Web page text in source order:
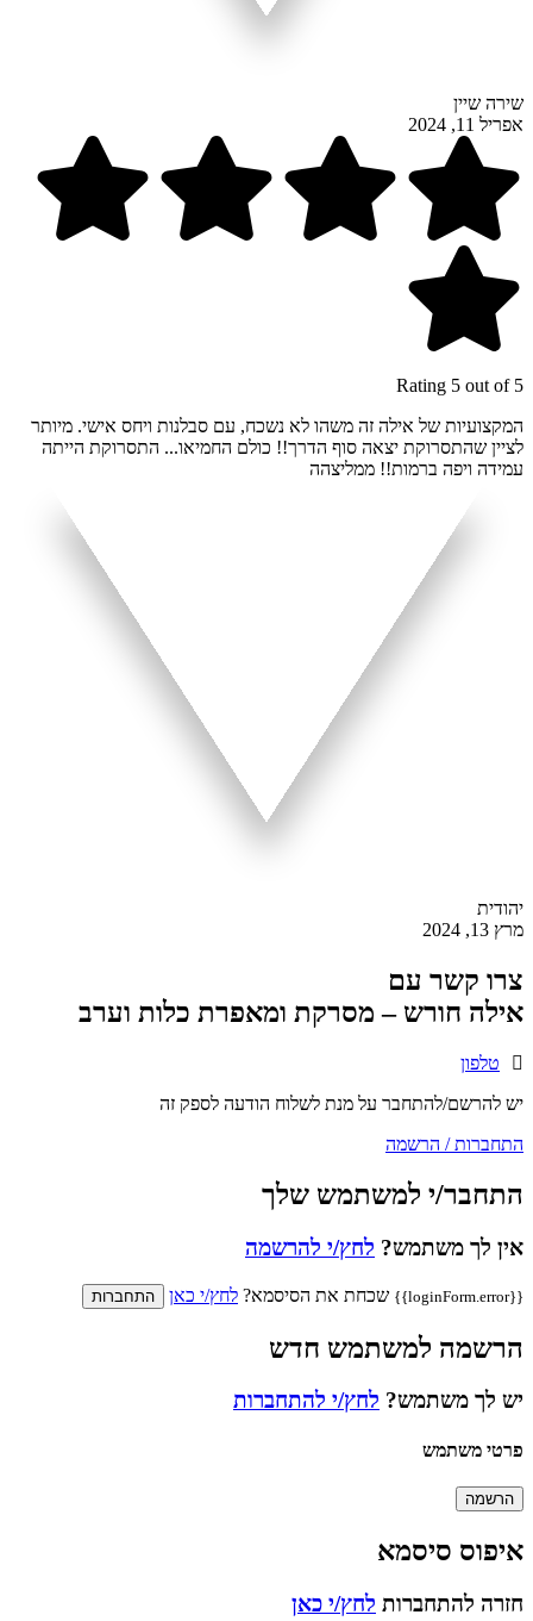
שירה שיין
אפריל 11, 2024
Rating 5 out of 5
המקצועיות של אילה זה משהו לא נשכח, עם סבלנות ויחס אישי. מיותר
לציין שהתסרוקת יצאה סוף הדרך!! כולם החמיאו... התסרוקת הייתה
עמידה ויפה ברמות!! ממליצהה
יהודית
מרץ 13, 2024
צרו קשר עם
אילה חורש – מסרקת ומאפרת כלות וערב
טלפון
יש להרשם/להתחבר על מנת לשלוח הודעה לספק זה
התחברות / הרשמה
התחבר/י למשתמש שלך
אין לך משתמש? לחץ/י להרשמה
{{loginForm.error}} שכחת את הסיסמא? לחץ/י כאן התחברות
הרשמה למשתמש חדש
יש לך משתמש? לחץ/י להתחברות
פרטי משתמש
הרשמה
איפוס סיסמא
חזרה להתחברות לחץ/י כאן